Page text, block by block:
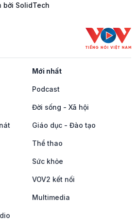
bởi SolidTech
Mới nhất
Podcast
Đời sống - Xã hội
Giáo dục - Đào tạo
Thể thao
Sức khỏe
VOV2 kết nối
Multimedia